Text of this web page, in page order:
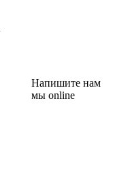
Напишите нам
мы online